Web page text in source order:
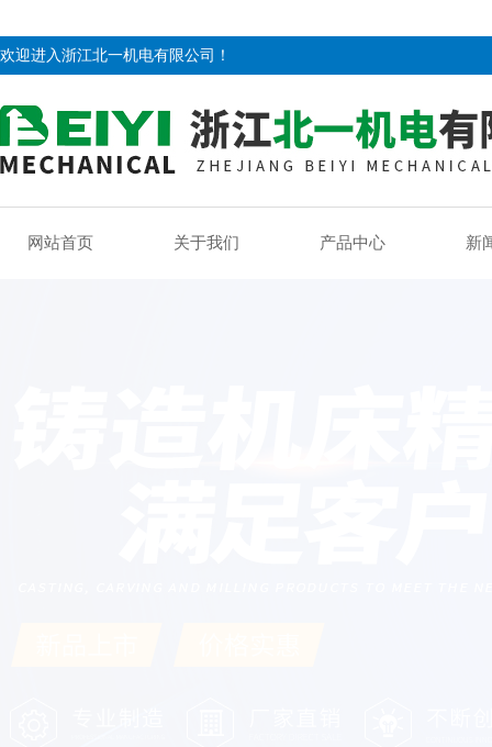
欢迎进入浙江北一机电有限公司！
网站首页 关于我们 产品中心 新